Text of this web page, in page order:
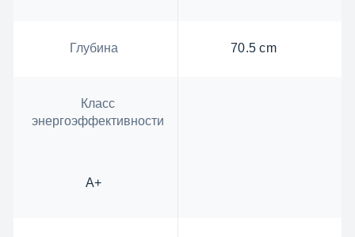
Глубина 70.5 cm
Класс
энергоэффективности
А+